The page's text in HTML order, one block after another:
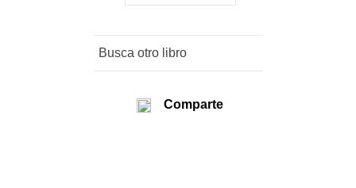
Comparte